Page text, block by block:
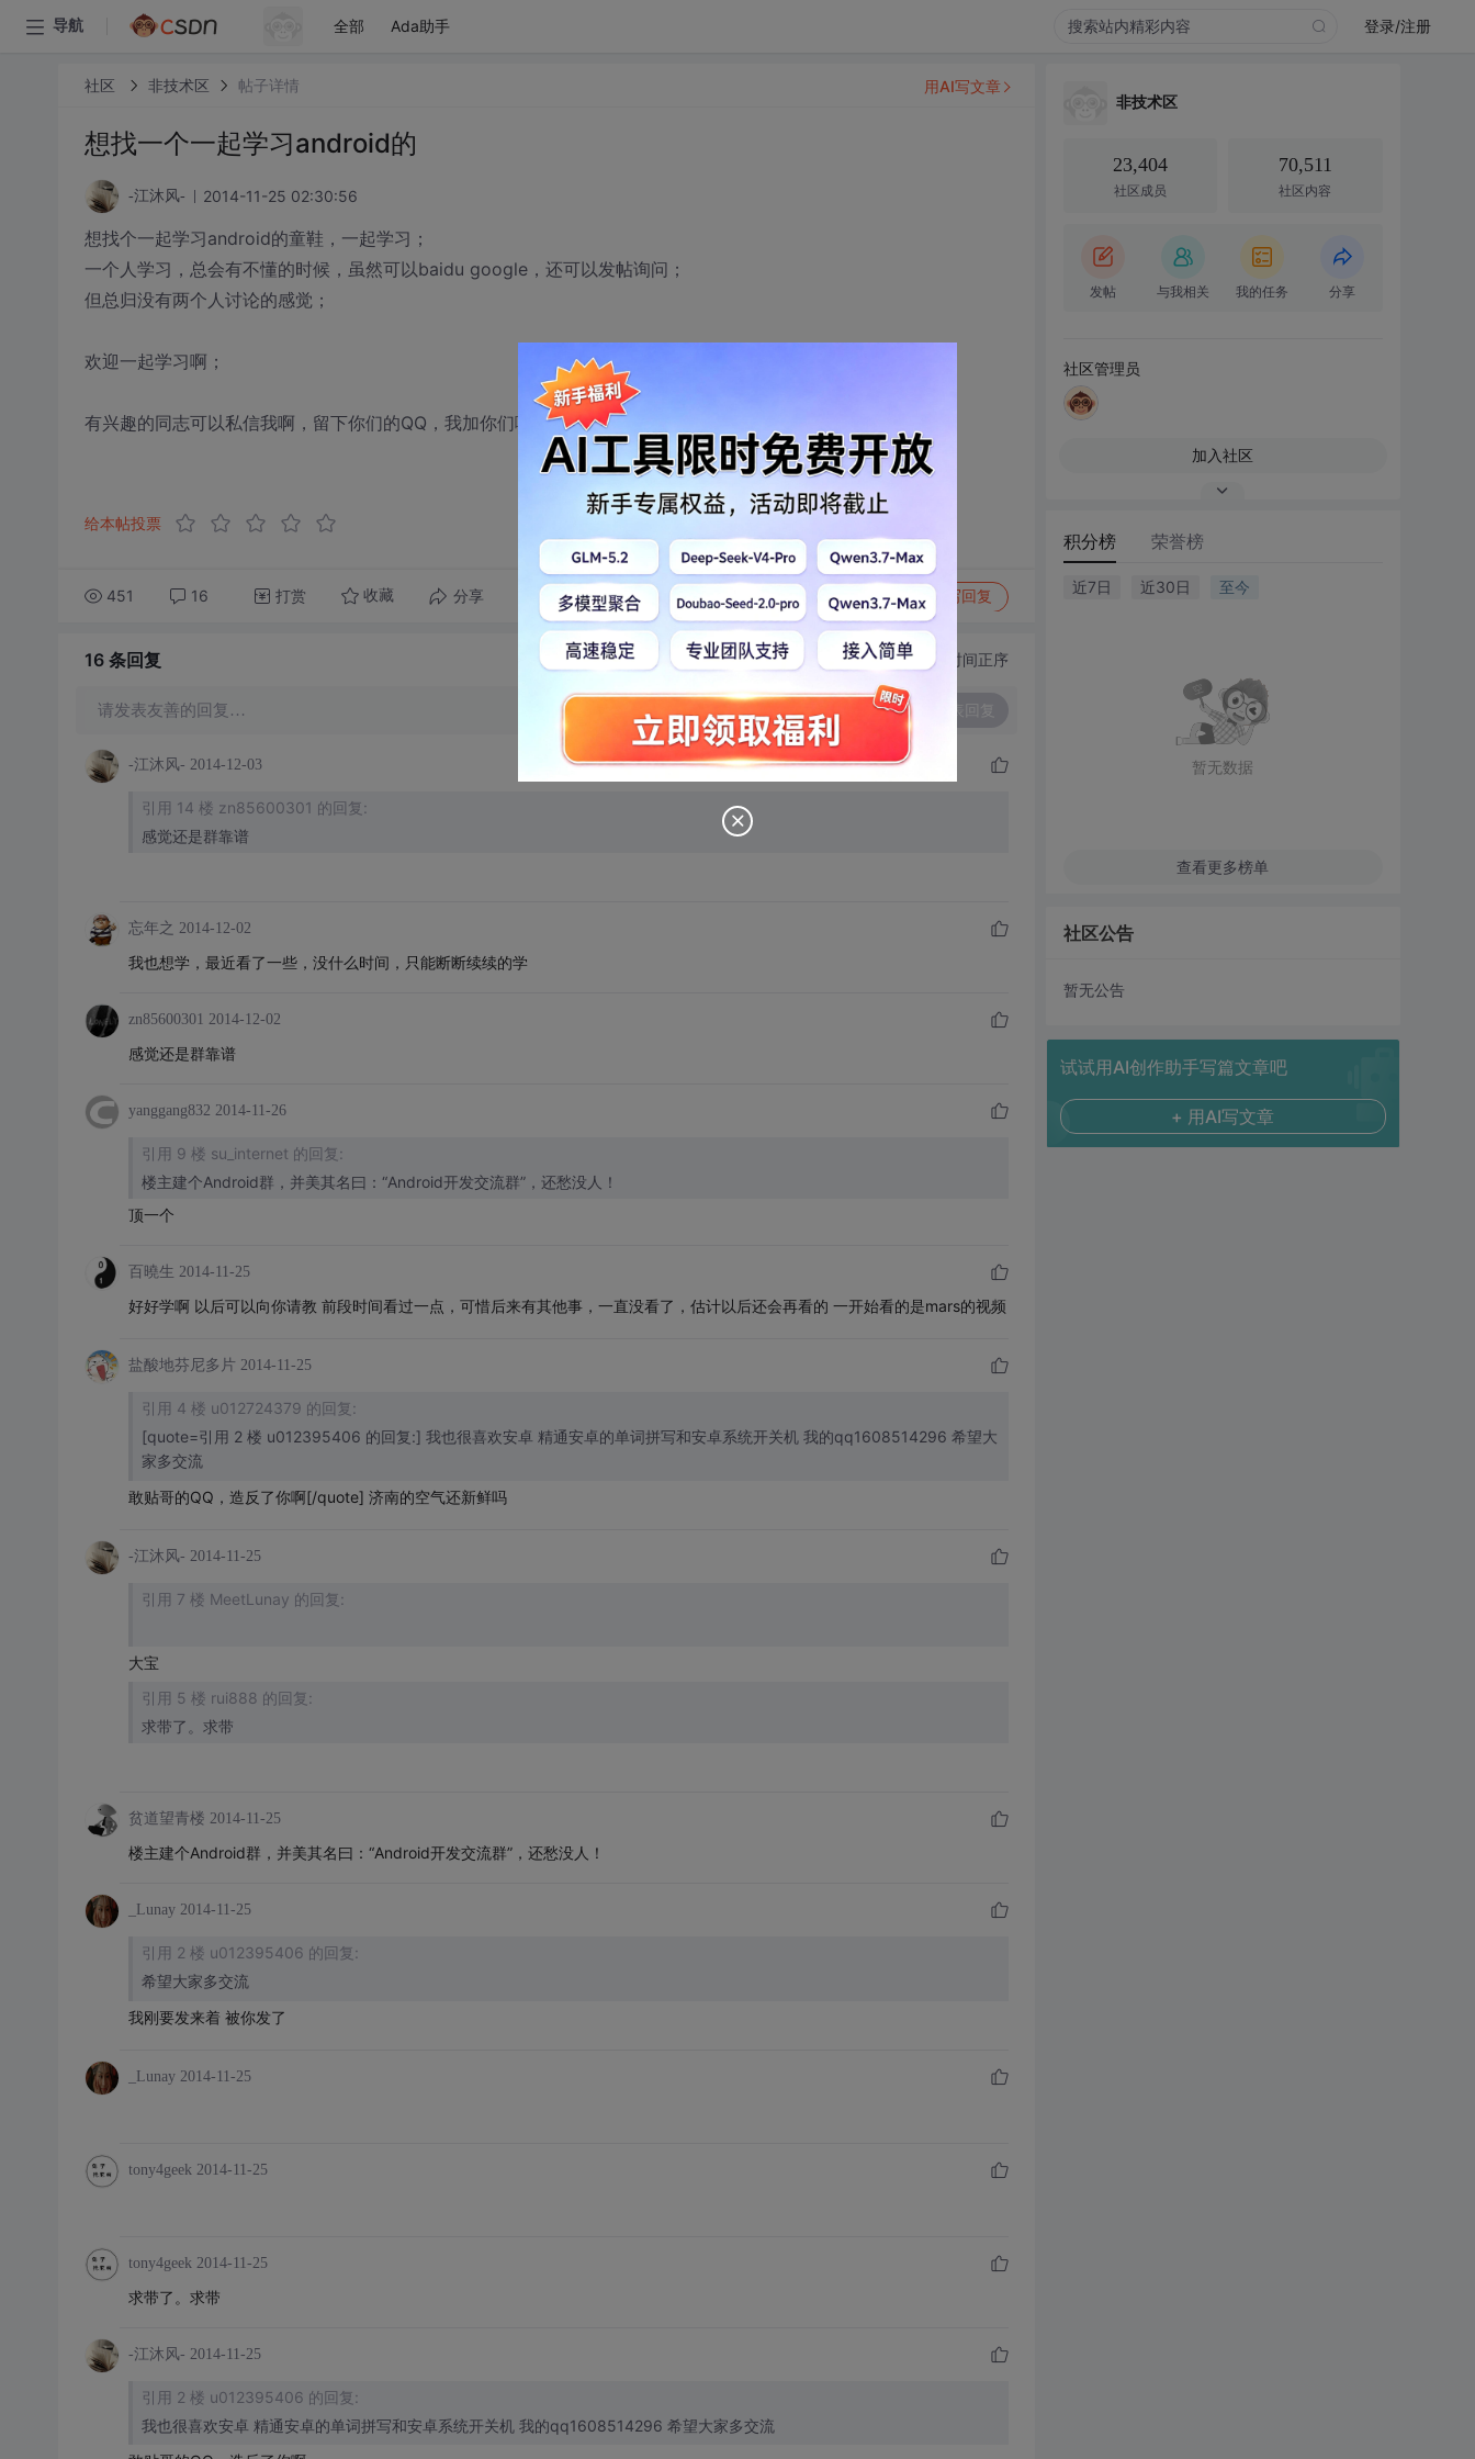
导航 全部 Ada助手 登录/注册
社区 非技术区 帖子详情
想找一个一起学习android的
-江沐风- 2014-11-25 02:30:56
想找个一起学习android的童鞋，一起学习；
一个人学习，总会有不懂的时候，虽然可以baidu google，还可以发帖询问；
但总归没有两个人讨论的感觉；
欢迎一起学习啊；
有兴趣的同志可以私信我啊，留下你们的QQ，我加你们啊
给本帖投票
451 16 打赏 收藏 分享 转发到动态 举报 写回复
用AI写文章
16 条回复 切换为时间正序
请发表友善的回复…
-江沐风- 2014-12-03
引用 14 楼 zn85600301 的回复:
感觉还是群靠谱
忘年之 2014-12-02
我也想学，最近看了一些，没什么时间，只能断断续续的学
zn85600301 2014-12-02
感觉还是群靠谱
yanggang832 2014-11-26
引用 9 楼 su_internet 的回复:
楼主建个Android群，并美其名曰：“Android开发交流群”，还愁没人！
顶一个
百曉生 2014-11-25
好好学啊以后可以向你请教 前段时间看过一点，可惜后来有其他事，一直没看了，估计以后还会再看的 一开始看的是mars的视频
盐酸地芬尼多片 2014-11-25
引用 4 楼 u012724379 的回复:
[quote=引用 2 楼 u012395406 的回复:] 我也很喜欢安卓 精通安卓的单词拼写和安卓系统开关机 我的qq1608514296 希望大
家多交流
敢贴哥的QQ，造反了你啊[/quote] 济南的空气还新鲜吗
-江沐风- 2014-11-25
引用 7 楼 MeetLunay 的回复:
大宝
引用 5 楼 rui888 的回复:
求带了。求带
贫道望青楼 2014-11-25
楼主建个Android群，并美其名曰：“Android开发交流群”，还愁没人！
_Lunay 2014-11-25
引用 2 楼 u012395406 的回复:
希望大家多交流
我刚要发来着 被你发了
_Lunay 2014-11-25
tony4geek 2014-11-25
tony4geek 2014-11-25
求带了。求带
-江沐风- 2014-11-25
引用 2 楼 u012395406 的回复:
我也很喜欢安卓 精通安卓的单词拼写和安卓系统开关机 我的qq1608514296 希望大家多交流
非技术区
23,404
社区成员
70,511
社区内容
发帖 与我相关 我的任务 分享
社区管理员
加入社区
积分榜 荣誉榜
近7日 近30日 至今
暂无数据
查看更多榜单
社区公告
暂无公告
试试用AI创作助手写篇文章吧
+ 用AI写文章